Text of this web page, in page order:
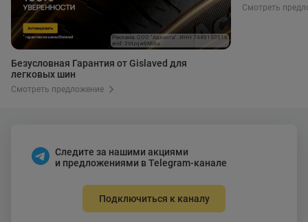
Реклама. ООО "Адвента". ИНН 7448150516
erid: 2Vtzqw8Mi8u
Безусловная Гарантия от Gislaved для
легковых шин
Смотреть предложение
Смотреть
Следите за нашими акциями
и предложениями в Telegram-канале
Подключиться к каналу